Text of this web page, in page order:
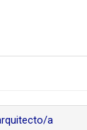
a